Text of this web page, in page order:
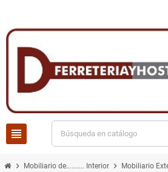
view_headline
chevron_right Mobiliario de.......... Interior chevron_right Mobiliario